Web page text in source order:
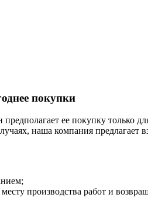
покупки
ее покупку только
наша компания предлагает
производства работ и